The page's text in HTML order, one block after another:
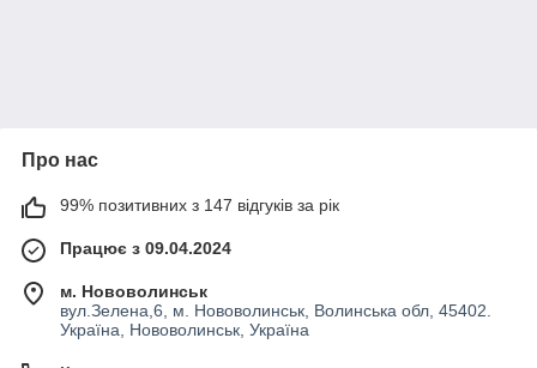
Про нас
99% позитивних з 147 відгуків за рік
Працює з 09.04.2024
м. Нововолинськ
вул.Зелена,6, м. Нововолинськ, Волинська обл, 45402.
Україна, Нововолинськ, Україна